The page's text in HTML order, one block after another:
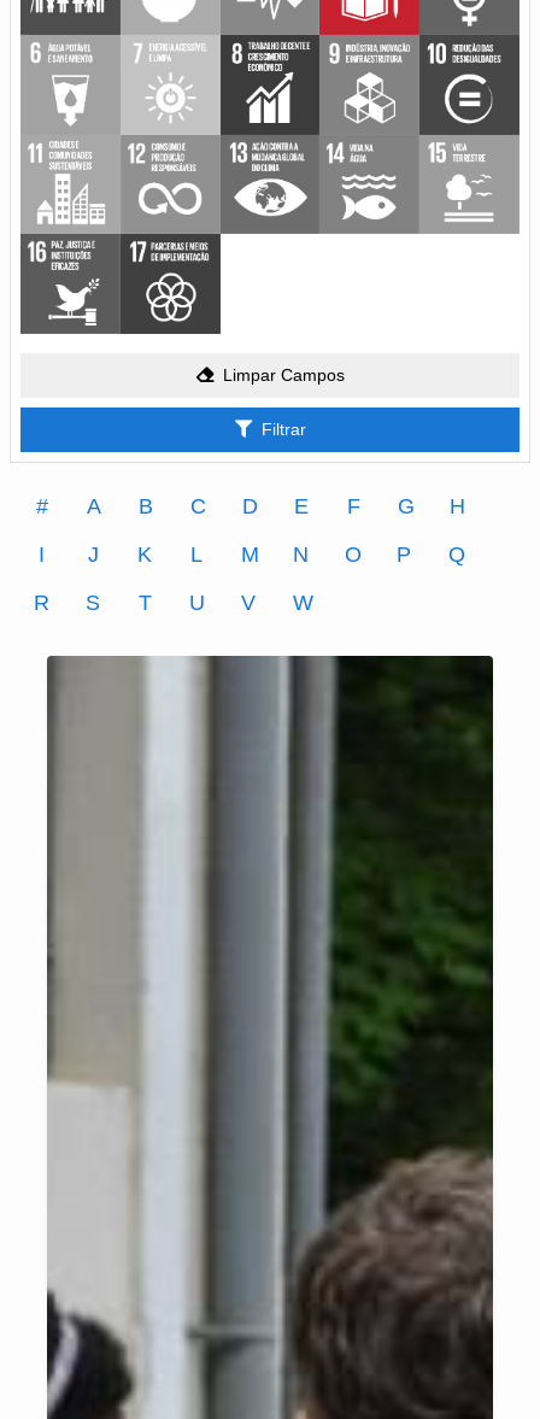
Limpar Campos
Filtrar
# A B C D E F G
H
I
J K L M N O P
Q
R
S T U V W